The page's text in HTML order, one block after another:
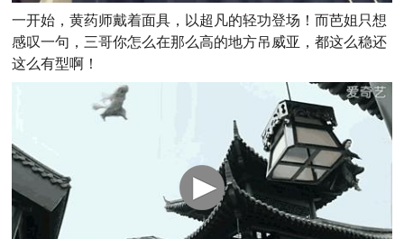
一开始，黄药师戴着面具，以超凡的轻功登场！而芭姐只想
感叹一句，三哥你怎么在那么高的地方吊威亚，都这么稳还
这么有型啊！